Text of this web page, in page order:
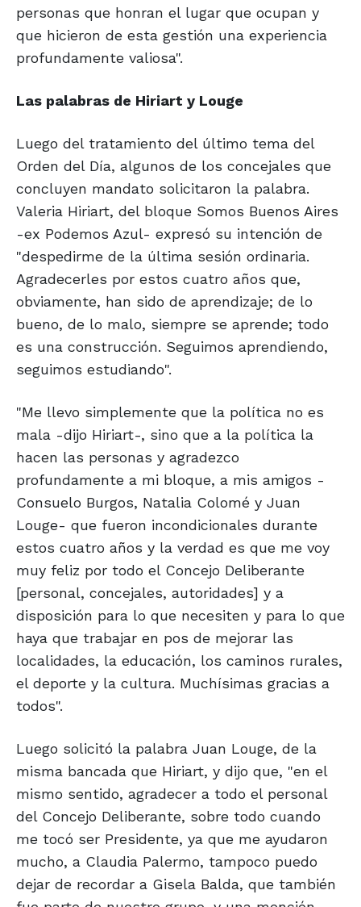
personas que honran el lugar que ocupan y
que hicieron de esta gestión una experiencia
profundamente valiosa".
Las palabras de Hiriart y Louge
Luego del tratamiento del último tema del
Orden del Día, algunos de los concejales que
concluyen mandato solicitaron la palabra.
Valeria Hiriart, del bloque Somos Buenos Aires
-ex Podemos Azul- expresó su intención de
"despedirme de la última sesión ordinaria.
Agradecerles por estos cuatro años que,
obviamente, han sido de aprendizaje; de lo
bueno, de lo malo, siempre se aprende; todo
es una construcción. Seguimos aprendiendo,
seguimos estudiando".
"Me llevo simplemente que la política no es
mala -dijo Hiriart-, sino que a la política la
hacen las personas y agradezco
profundamente a mi bloque, a mis amigos -
Consuelo Burgos, Natalia Colomé y Juan
Louge- que fueron incondicionales durante
estos cuatro años y la verdad es que me voy
muy feliz por todo el Concejo Deliberante
[personal, concejales, autoridades] y a
disposición para lo que necesiten y para lo que
haya que trabajar en pos de mejorar las
localidades, la educación, los caminos rurales,
el deporte y la cultura. Muchísimas gracias a
todos".
Luego solicitó la palabra Juan Louge, de la
misma bancada que Hiriart, y dijo que, "en el
mismo sentido, agradecer a todo el personal
del Concejo Deliberante, sobre todo cuando
me tocó ser Presidente, ya que me ayudaron
mucho, a Claudia Palermo, tampoco puedo
dejar de recordar a Gisela Balda, que también